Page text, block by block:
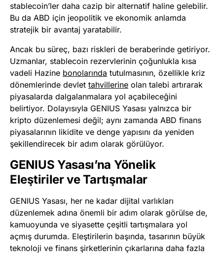
stablecoin’ler daha cazip bir alternatif haline gelebilir.
Bu da ABD için jeopolitik ve ekonomik anlamda
stratejik bir avantaj yaratabilir.
Ancak bu süreç, bazı riskleri de beraberinde getiriyor.
Uzmanlar, stablecoin rezervlerinin çoğunlukla kısa
vadeli Hazine bonolarında tutulmasının, özellikle kriz
dönemlerinde devlet tahvillerine olan talebi artırarak
piyasalarda dalgalanmalara yol açabileceğini
belirtiyor. Dolayısıyla GENIUS Yasası yalnızca bir
kripto düzenlemesi değil; aynı zamanda ABD finans
piyasalarının likidite ve denge yapısını da yeniden
şekillendirecek bir adım olarak görülüyor.
GENIUS Yasası’na Yönelik
Eleştiriler ve Tartışmalar
GENIUS Yasası, her ne kadar dijital varlıkları
düzenlemek adına önemli bir adım olarak görülse de,
kamuoyunda ve siyasette çeşitli tartışmalara yol
açmış durumda. Eleştirilerin başında, tasarının büyük
teknoloji ve finans şirketlerinin çıkarlarına daha fazla